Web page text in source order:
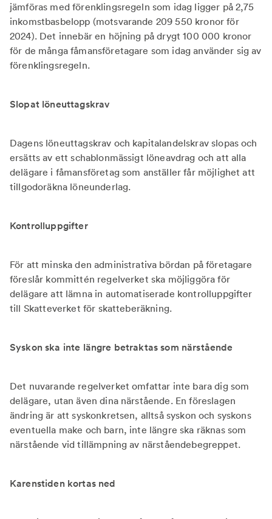
jämföras med förenklingsregeln som idag ligger på 2,75
inkomstbasbelopp (motsvarande 209 550 kronor för
2024). Det innebär en höjning på drygt 100 000 kronor
för de många fåmansföretagare som idag använder sig av
förenklingsregeln.
Slopat löneuttagskrav
Dagens löneuttagskrav och kapitalandelskrav slopas och
ersätts av ett schablonmässigt löneavdrag och att alla
delägare i fåmansföretag som anställer får möjlighet att
tillgodoräkna löneunderlag.
Kontrolluppgifter
För att minska den administrativa bördan på företagare
föreslår kommittén regelverket ska möjliggöra för
delägare att lämna in automatiserade kontrolluppgifter
till Skatteverket för skatteberäkning.
Syskon ska inte längre betraktas som närstående
Det nuvarande regelverket omfattar inte bara dig som
delägare, utan även dina närstående. En föreslagen
ändring är att syskonkretsen, alltså syskon och syskons
eventuella make och barn, inte längre ska räknas som
närstående vid tillämpning av närståendebegreppet.
Karenstiden kortas ned